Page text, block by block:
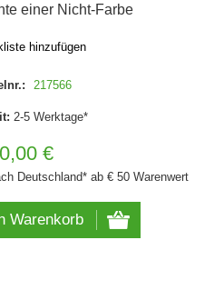
einer Nicht-Farbe
hinzufügen
217566
2-5 Werktage*
€
Deutschland* ab € 50 Warenwert
Warenkorb